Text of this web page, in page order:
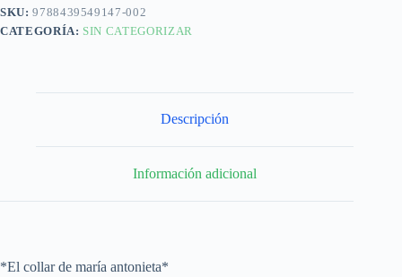
SKU:9788439549147-002
CATEGORÍA: SIN CATEGORIZAR
Descripción
Información adicional
*El collar de maría antonieta*